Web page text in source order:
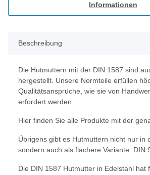
Informationen
Beschreibung
Die Hutmuttern mit der DIN 1587 sind
hergestellt. Unsere Normteile erfüllen
Qualitätsansprüche, wie sie von
erfordert werden.
Hier finden Sie alle Produkte mit der
Übrigens gibt es Hutmuttern nicht nur in
sondern auch als flachere Variante: DIN
Die DIN 1587 Hutmutter in Edelstahl hat